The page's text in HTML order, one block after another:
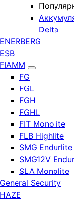
Delta
ENERBERG
ESB
FIAMM
FG
FGL
FGH
FGHL
FIT Monolite
FLB Highlite
SMG Endurlite
SMG12V
SLA Monolite
General Security
HAZE